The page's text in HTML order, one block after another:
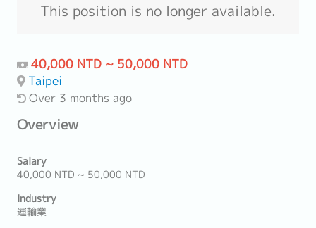
This position is no longer available.
40,000 NTD ~ 50,000 NTD
Taipei
Over 3 months ago
Overview
Salary
40,000 NTD ~ 50,000 NTD
Industry
運輸業